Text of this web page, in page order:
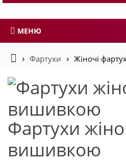
МЕНЮ
Фартухи Жіночі
Фартухи
вишивкою